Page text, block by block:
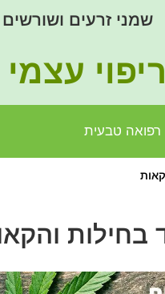
שמני זרעים ושורשים
עצמי
רפואה טבעית